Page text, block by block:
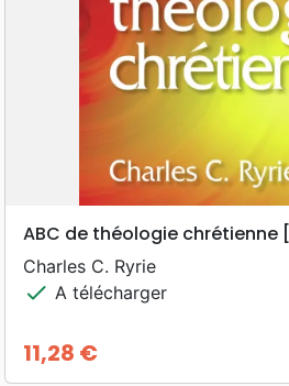
ABC de théologie chrétienne
Charles C. Ryrie
check A télécharger
Prix
11,28 €